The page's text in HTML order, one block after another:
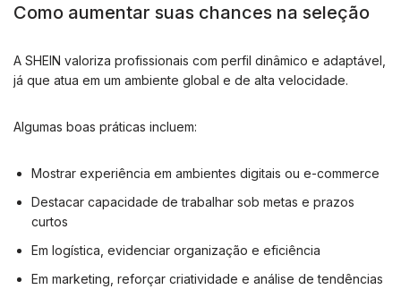
Como aumentar suas chances na seleção
A SHEIN valoriza profissionais com perfil dinâmico e adaptável,
já que atua em um ambiente global e de alta velocidade.
Algumas boas práticas incluem:
Mostrar experiência em ambientes digitais ou e-commerce
Destacar capacidade de trabalhar sob metas e prazos
curtos
Em logística, evidenciar organização e eficiência
Em marketing, reforçar criatividade e análise de tendências